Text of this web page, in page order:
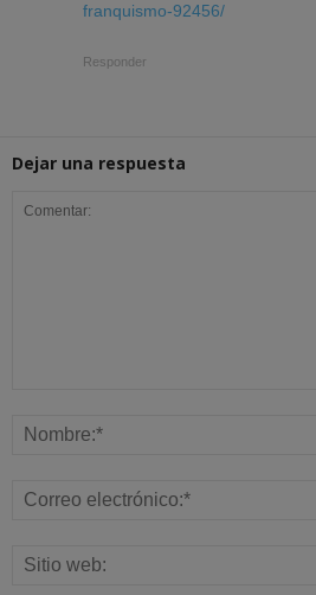
franquismo-92456/
Responder
Dejar una respuesta